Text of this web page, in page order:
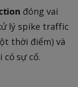
đóng vai
lý spike traffic
thời điểm) và
có sự cố.